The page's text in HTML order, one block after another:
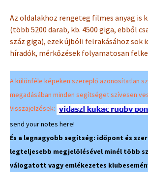
Az oldalakhoz rengeteg filmes anyag is
(több 5200 darab, kb. 4500 giga, ebből
száz giga), ezek újbóli felrakásához sok
híradók, mérkőzések folyamatosan
A különféle képeken szereplő azonosítatlan
megadásában minden segítséget szívesen
Visszajelzések:
send your notes here!
És a legnagyobb segítség: időpont és
legteljesebb megjelölésével minél több
válogatott vagy emlékezetes